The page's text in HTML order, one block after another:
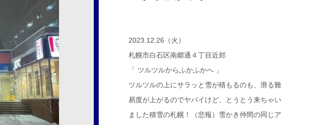
2023.12.26（火）
札幌市白石区南郷通４丁目近郊
「 ツルツルからふかふかへ 」
ツルツルの上にサラッと雪が積もるのも、滑る難
易度が上がるのでヤバイけど、とうとう来ちゃい
ました積雪の札幌！（悲報）雪かき仲間の同じア